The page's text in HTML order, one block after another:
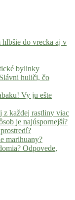
hlbšie do vrecka aj v
bylinky
huliči, čo
Vy ju ešte
z každej rastliny viac
je najúspornejší?
marihuany?
Odpovede,